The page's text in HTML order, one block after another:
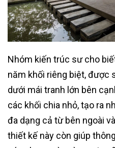
Nhóm kiến trúc sư cho
năm khối riêng biệt, được
dưới mái tranh lớn bên
các khối chia nhỏ, tạo ra
đa dạng cả từ bên ngoài
thiết kế này còn giúp